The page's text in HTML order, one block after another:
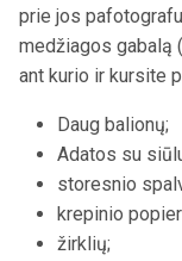
prie jos
medžiagos gabalą
ant kurio ir kursite
Daug balionų;
Adatos su
storesnio
krepinio
žirklių;